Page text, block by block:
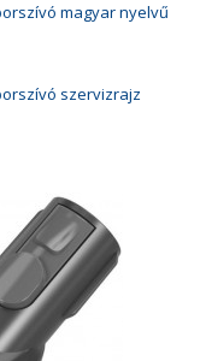
magyar nyelvű
szervizrajz